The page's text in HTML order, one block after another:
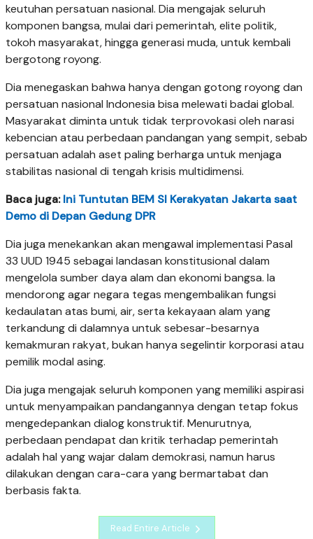
keutuhan persatuan nasional. Dia mengajak seluruh
komponen bangsa, mulai dari pemerintah, elite politik,
tokoh masyarakat, hingga generasi muda, untuk kembali
bergotong royong.
Dia menegaskan bahwa hanya dengan gotong royong dan
persatuan nasional Indonesia bisa melewati badai global.
Masyarakat diminta untuk tidak terprovokasi oleh narasi
kebencian atau perbedaan pandangan yang sempit, sebab
persatuan adalah aset paling berharga untuk menjaga
stabilitas nasional di tengah krisis multidimensi.
Baca juga:Ini Tuntutan BEM SI Kerakyatan Jakarta saat
Demo di Depan Gedung DPR
Dia juga menekankan akan mengawal implementasi Pasal
33 UUD 1945 sebagai landasan konstitusional dalam
mengelola sumber daya alam dan ekonomi bangsa. Ia
mendorong agar negara tegas mengembalikan fungsi
kedaulatan atas bumi, air, serta kekayaan alam yang
terkandung di dalamnya untuk sebesar-besarnya
kemakmuran rakyat, bukan hanya segelintir korporasi atau
pemilik modal asing.
Dia juga mengajak seluruh komponen yang memiliki aspirasi
untuk menyampaikan pandangannya dengan tetap fokus
mengedepankan dialog konstruktif. Menurutnya,
perbedaan pendapat dan kritik terhadap pemerintah
adalah hal yang wajar dalam demokrasi, namun harus
dilakukan dengan cara-cara yang bermartabat dan
berbasis fakta.
Read Entire Article